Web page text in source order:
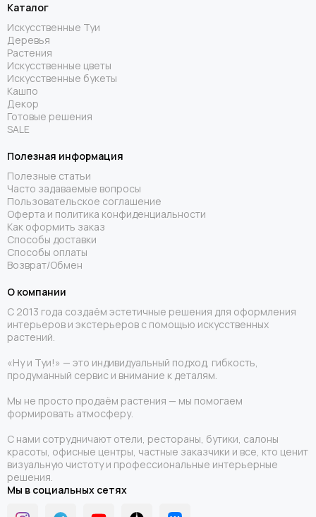
Каталог
Искусственные Туи
Деревья
Растения
Искусственные цветы
Искусственные букеты
Кашпо
Декор
Готовые решения
SALE
Полезная информация
Полезные статьи
Часто задаваемые вопросы
Пользовательское соглашение
Оферта и политика конфиденциальности
Как оформить заказ
Способы доставки
Способы оплаты
Возврат/Обмен
О компании
С 2013 года создаём эстетичные решения для оформления
интерьеров и экстерьеров с помощью искусственных
растений.
«Ну и Туи!» — это индивидуальный подход, гибкость,
продуманный сервис и внимание к деталям.
Мы не просто продаём растения — мы помогаем
формировать атмосферу.
С нами сотрудничают отели, рестораны, бутики, салоны
красоты, офисные центры, частные заказчики и все, кто ценит
визуальную чистоту и профессиональные интерьерные
решения.
Мы в социальных сетях